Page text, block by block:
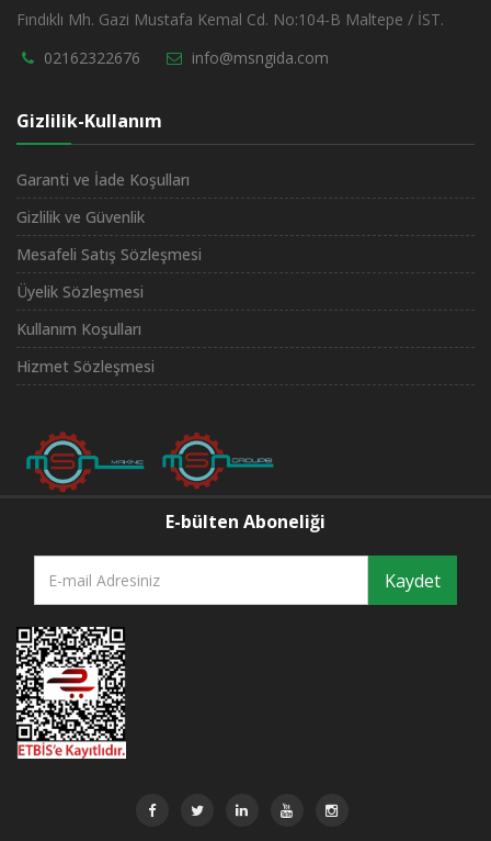
Fındıklı Mh. Gazi Mustafa Kemal Cd. No:104-B Maltepe / İST.
02162322676
info@msngida.com
Gizlilik-Kullanım
Garanti ve İade Koşulları
Gizlilik ve Güvenlik
Mesafeli Satış Sözleşmesi
Üyelik Sözleşmesi
Kullanım Koşulları
Hizmet Sözleşmesi
E-bülten Aboneliği
Kaydet